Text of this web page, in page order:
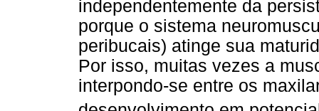
independentemente da
porque o sistema
peribucais) atinge sua
Por isso, muitas vezes a
interpondo-se entre os